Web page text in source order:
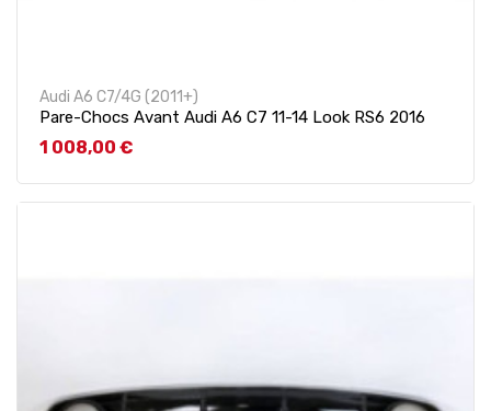
Audi A6 C7/4G (2011+)
Pare-Chocs Avant Audi A6 C7 11-14 Look RS6 2016
Prix
1 008,00 €